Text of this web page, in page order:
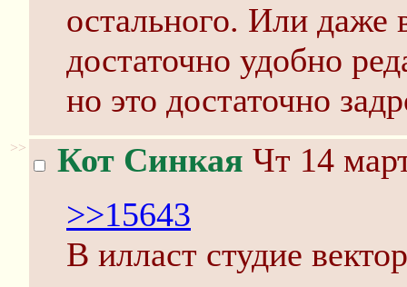
остального. Или даже
достаточно удобно
но это достаточно
>> Кот Синкая Чт 14
>>15643
В илласт студие